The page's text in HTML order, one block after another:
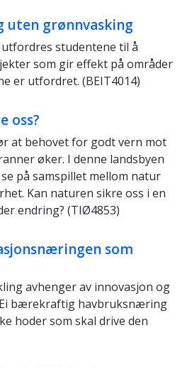
uten grønnvasking
studentene til å
som gir effekt på områder
er utfordret. (BEIT4014)
oss?
at behovet for godt vern mot
øker. I denne landsbyen
på samspillet mellom natur
Kan naturen sikre oss i en
endring? (TIØ4853)
som
avhenger av innovasjon og
bærekraftig havbruksnæring
hoder som skal drive den